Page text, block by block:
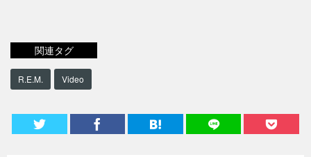
関連タグ
R.E.M. Video